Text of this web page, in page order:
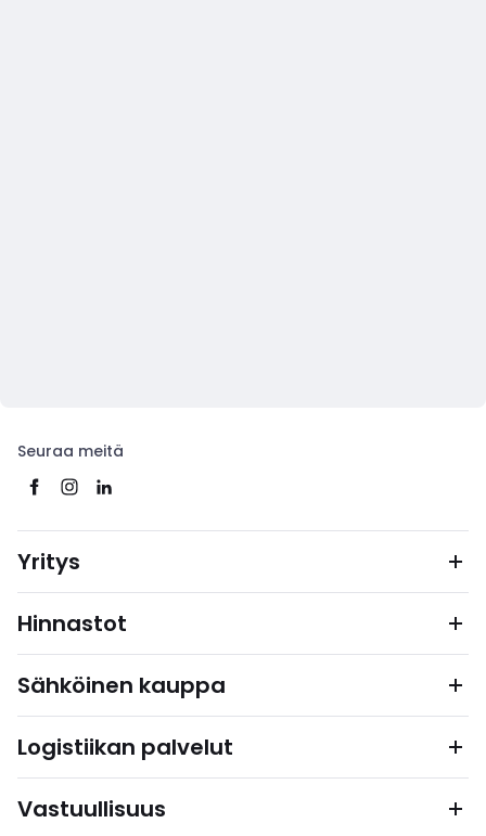
Seuraa meitä
Yritys
Hinnastot
Sähköinen kauppa
Logistiikan palvelut
Vastuullisuus